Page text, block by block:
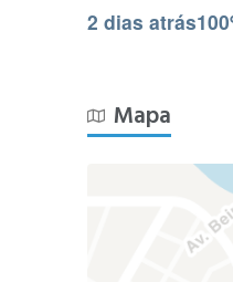
2 dias atrás
Mapa